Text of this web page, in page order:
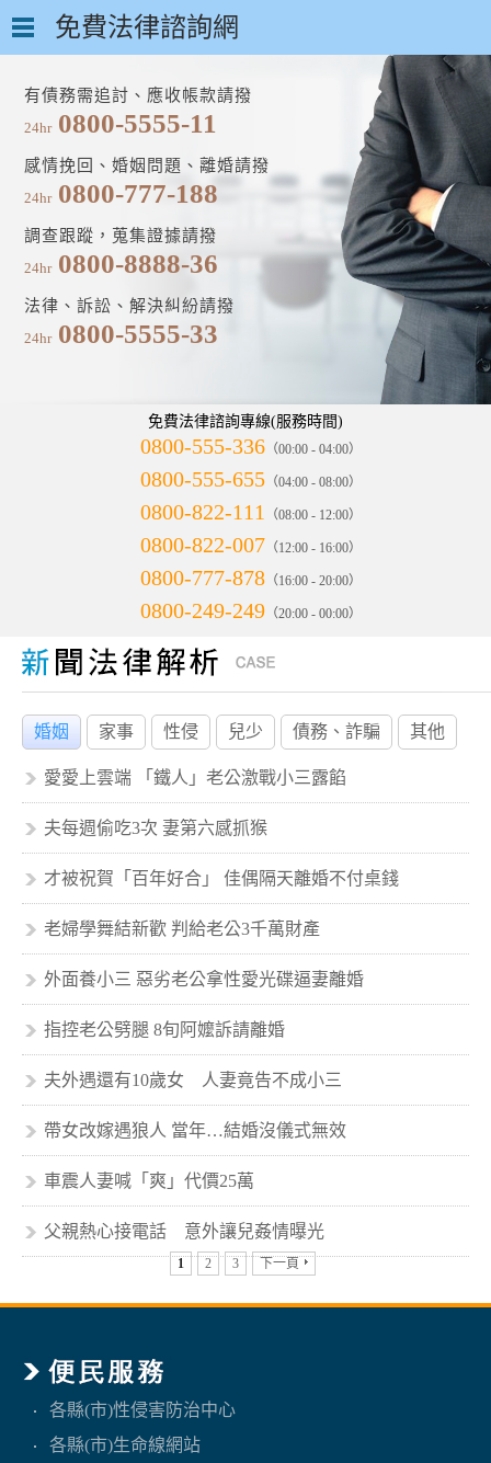
免費法律諮詢網
有債務需追討、應收帳款請撥
24hr 0800-5555-11
感情挽回、婚姻問題、離婚請撥
24hr 0800-777-188
調查跟蹤，蒐集證據請撥
24hr 0800-8888-36
法律、訴訟、解決糾紛請撥
24hr 0800-5555-33
免費法律諮詢專線(服務時間)
0800-555-336 （00:00 - 04:00）
0800-555-655 （04:00 - 08:00）
0800-822-111 （08:00 - 12:00）
0800-822-007 （12:00 - 16:00）
0800-777-878 （16:00 - 20:00）
0800-249-249 （20:00 - 00:00）
婚姻 家事 性侵 兒少 債務、詐騙 其他
愛愛上雲端 「鐵人」老公激戰小三露餡
夫每週偷吃3次 妻第六感抓猴
才被祝賀「百年好合」 佳偶隔天離婚不付桌錢
老婦學舞結新歡 判給老公3千萬財產
外面養小三 惡劣老公拿性愛光碟逼妻離婚
指控老公劈腿 8旬阿嬤訴請離婚
夫外遇還有10歲女 人妻竟告不成小三
帶女改嫁遇狼人 當年…結婚沒儀式無效
車震人妻喊「爽」代價25萬
父親熱心接電話 意外讓兒姦情曝光
1 2 3 下一頁
各縣(市)性侵害防治中心
各縣(市)生命線網站